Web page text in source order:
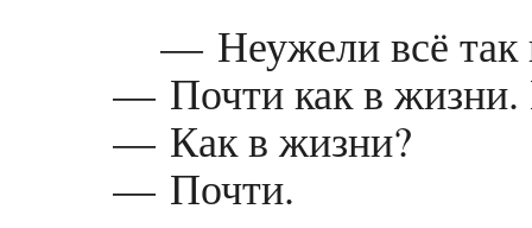
— Неужели всё так
— Почти как в жизни.
— Как в жизни?
— Почти.